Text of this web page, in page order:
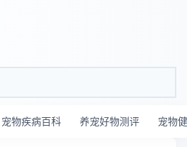
宠物疾病百科 养宠好物测评 宠物